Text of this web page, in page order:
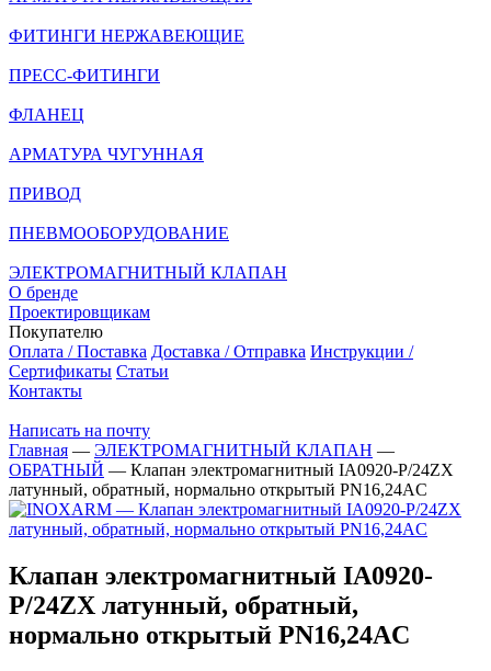
ФИТИНГИ НЕРЖАВЕЮЩИЕ
ПРЕСС-ФИТИНГИ
ФЛАНЕЦ
АРМАТУРА ЧУГУННАЯ
ПРИВОД
ПНЕВМООБОРУДОВАНИЕ
ЭЛЕКТРОМАГНИТНЫЙ КЛАПАН
О бренде
Проектировщикам
Покупателю
Оплата / Поставка Доставка / Отправка Инструкции /
Сертификаты Статьи
Контакты
Написать на почту
Главная — ЭЛЕКТРОМАГНИТНЫЙ КЛАПАН —
ОБРАТНЫЙ — Клапан электромагнитный IA0920-P/24ZX
латунный, обратный, нормально открытый PN16,24AC
Клапан электромагнитный IA0920-
P/24ZX латунный, обратный,
нормально открытый PN16,24AC